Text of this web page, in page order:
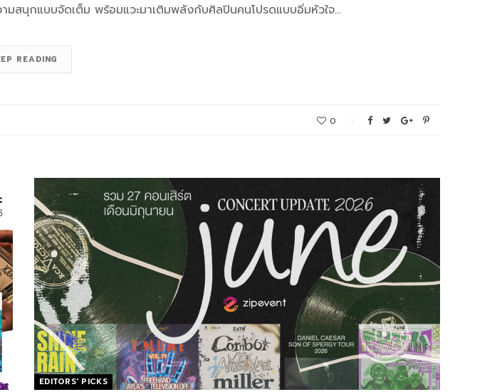
สนุกแบบจัดเต็ม พร้อมแวะมาเติมพลังกับศิลปินคนโปรดแบบอิ่มหัวใจ…
READING
0
EDITORS' PICKS